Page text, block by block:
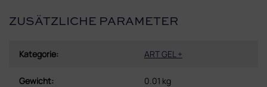
ZUSÄTZLICHE PARAMETER
Kategorie: ART GEL +
Gewicht: 0.01 kg